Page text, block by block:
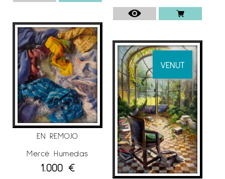
“XXIII Exposición Pequeño formato”. Galería
Benedito. Málaga.
2019 Exposición de Navidad. Espai G
d’Art, Terrassa. Barcelona
Exposición de Navidad. Espai Cavallers. Lleida
“Internacional Art Plein Air Green Noise”. Plyos,
región de Ivanovo. Rúsia.
“Pintar un cuento”. Galería Benedito. Málaga.
“XXII Exposición Pequeño formato”.
Galería Benedito. Málaga.
“Mujeres de Arte”. Espai Cavallers. Lérida.
EN REMOJO
Mercè Humedas
1.000 €
VENUT